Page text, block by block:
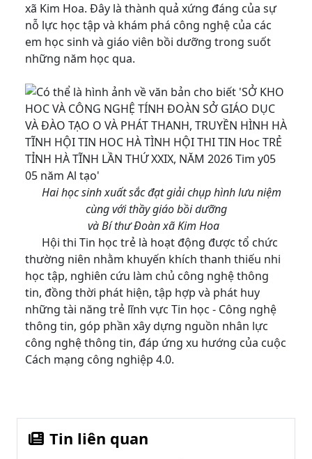
xã Kim Hoa. Đây là thành quả xứng đáng của sự
nỗ lực học tập và khám phá công nghệ của các
em học sinh và giáo viên bồi dưỡng trong suốt
những năm học qua.
Hai học sinh xuất sắc đạt giải chụp hình lưu niệm
cùng với thầy giáo bồi dưỡng
và Bí thư Đoàn xã Kim Hoa
Hội thi Tin học trẻ là hoạt động được tổ chức
thường niên nhằm khuyến khích thanh thiếu nhi
học tập, nghiên cứu làm chủ công nghệ thông
tin, đồng thời phát hiện, tập hợp và phát huy
những tài năng trẻ lĩnh vực Tin học - Công nghệ
thông tin, góp phần xây dựng nguồn nhân lực
công nghệ thông tin, đáp ứng xu hướng của cuộc
Cách mạng công nghiệp 4.0.
Tin liên quan